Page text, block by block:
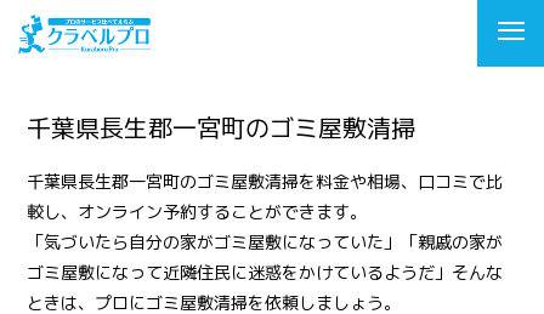
千葉県長生郡一宮町のゴミ屋敷清掃
千葉県長生郡一宮町のゴミ屋敷清掃を料金や相場、口コミで比
較し、オンライン予約することができます。
「気づいたら自分の家がゴミ屋敷になっていた」「親戚の家が
ゴミ屋敷になって近隣住民に迷惑をかけているようだ」そんな
ときは、プロにゴミ屋敷清掃を依頼しましょう。